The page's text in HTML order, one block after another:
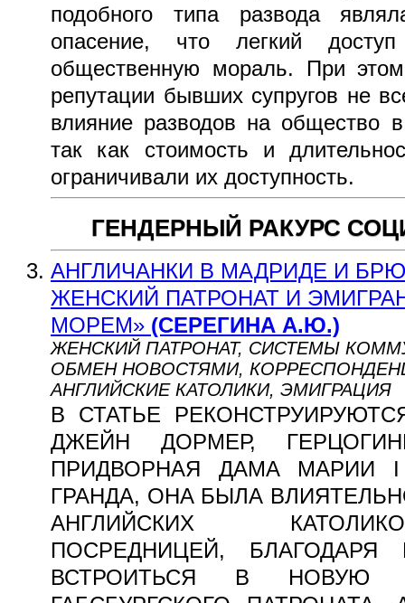
подобного типа развода
опасение, что легкий
общественную мораль. При
репутации бывших супругов не
влияние разводов на общество
так как стоимость и
ограничивали их доступность.
ГЕНДЕРНЫЙ РАКУРС
АНГЛИЧАНКИ В МАДРИДЕ И
ЖЕНСКИЙ ПАТРОНАТ И
МОРЕМ» (СЕРЕГИНА А.Ю.)
ЖЕНСКИЙ ПАТРОНАТ, СИСТЕМЫ
ОБМЕН НОВОСТЯМИ,
АНГЛИЙСКИЕ КАТОЛИКИ, ЭМИГРАЦИЯ
В СТАТЬЕ
ДЖЕЙН ДОРМЕР,
ПРИДВОРНАЯ ДАМА МАРИИ
ГРАНДА, ОНА БЫЛА
АНГЛИЙСКИХ
ПОСРЕДНИЦЕЙ,
ВСТРОИТЬСЯ В НОВУЮ